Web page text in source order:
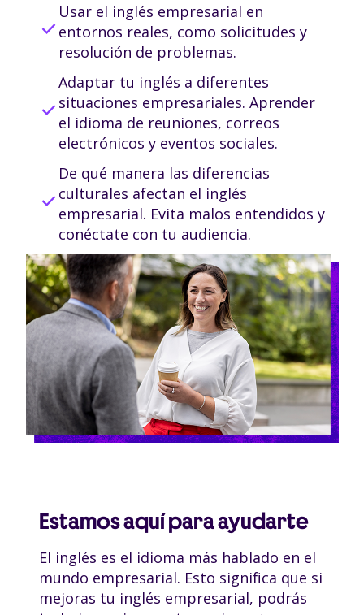
check
Usar el inglés empresarial en
entornos reales, como solicitudes y
resolución de problemas.
check
Adaptar tu inglés a diferentes
situaciones empresariales. Aprender
el idioma de reuniones, correos
electrónicos y eventos sociales.
check
De qué manera las diferencias
culturales afectan el inglés
empresarial. Evita malos entendidos y
conéctate con tu audiencia.
Estamos aquí para ayudarte
El inglés es el idioma más hablado en el
mundo empresarial. Esto significa que si
mejoras tu inglés empresarial, podrás